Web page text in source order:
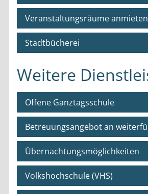
Veranstaltungsräume anmieten
Stadtbücherei
Weitere
Offene Ganztagsschule
Betreuungsangebot an
Übernachtungsmöglichkeiten
Volkshochschule (VHS)